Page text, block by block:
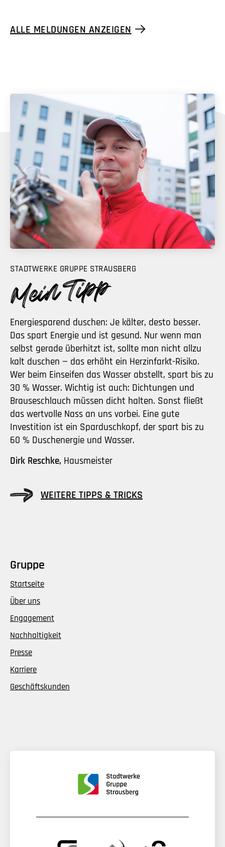
ALLE MELDUNGEN ANZEIGEN
STADTWERKE GRUPPE STRAUSBERG
Energiesparend duschen: Je kälter, desto besser.
Das spart Energie und ist gesund. Nur wenn man
selbst gerade überhitzt ist, sollte man nicht allzu
kalt duschen — das erhöht ein Herzinfarkt-Risiko.
Wer beim Einseifen das Wasser abstellt, spart bis zu
30 % Wasser. Wichtig ist auch: Dichtungen und
Brauseschlauch müssen dicht halten. Sonst fließt
das wertvolle Nass an uns vorbei. Eine gute
Investition ist ein Sparduschkopf, der spart bis zu
60 % Duschenergie und Wasser.
Dirk Reschke, Hausmeister
WEITERE TIPPS & TRICKS
Gruppe
Startseite
Über uns
Engagement
Nachhaltigkeit
Presse
Karriere
Geschäftskunden